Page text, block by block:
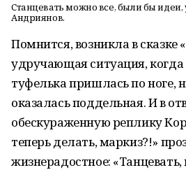
Станцевать можно все, были бы идеи,
Андриянов.
Помнится, возникла в сказке
удручающая ситуация, когда
туфелька пришлась по ноге,
оказалась поддельная. И в
обескураженную реплику
теперь делать, маркиз?!»
жизнерадостное: «Танцевать,